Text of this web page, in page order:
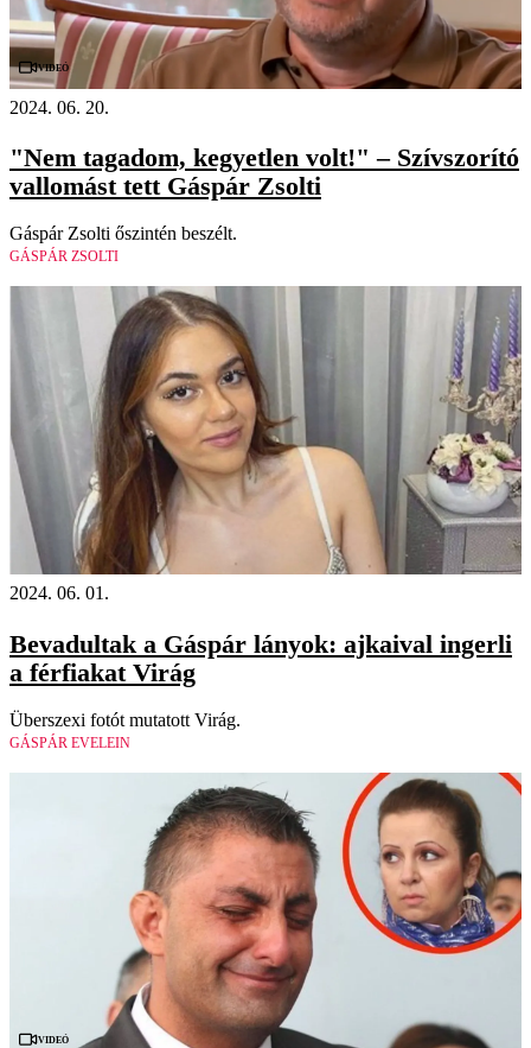
Videó
2024. 06. 20.
"Nem tagadom, kegyetlen volt!" – Szívszorító
vallomást tett Gáspár Zsolti
Gáspár Zsolti őszintén beszélt.
GÁSPÁR ZSOLTI
2024. 06. 01.
Bevadultak a Gáspár lányok: ajkaival ingerli
a férfiakat Virág
Überszexi fotót mutatott Virág.
GÁSPÁR EVELEIN
Videó